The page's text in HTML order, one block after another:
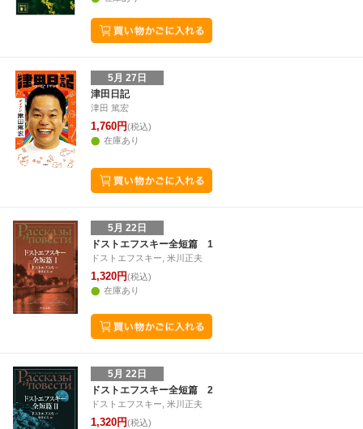
5月 27日
津田日記
津田 篤宏
1,760円(税込)
在庫あり
5月 22日
ドストエフスキー全短篇 1
ドストエフスキー, 米川正夫
1,320円(税込)
在庫あり
5月 22日
ドストエフスキー全短篇 2
ドストエフスキー, 米川正夫
1,320円(税込)